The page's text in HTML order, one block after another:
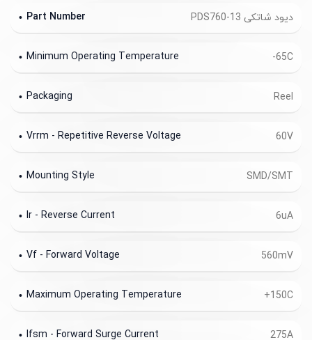
دیود شاتکی PDS760-13 Part Number
-65C
Minimum Operating Temperature
Reel
Packaging
60V
Vrrm - Repetitive Reverse Voltage
SMD/SMT
Mounting Style
6uA
Ir - Reverse Current
560mV
Vf - Forward Voltage
+150C
Maximum Operating Temperature
275A
Ifsm - Forward Surge Current